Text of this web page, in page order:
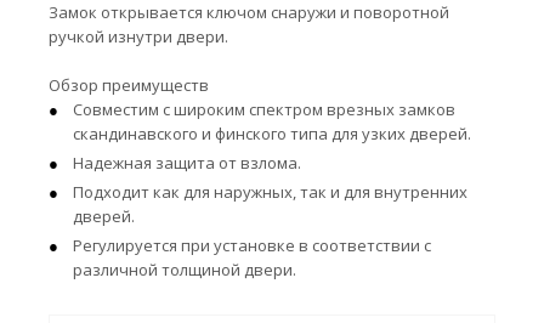
Замок открывается ключом снаружи и поворотной
ручкой изнутри двери.
Обзор преимуществ
Совместим с широким спектром врезных замков
скандинавского и финского типа для узких дверей.
Надежная защита от взлома.
Подходит как для наружных, так и для внутренних
дверей.
Регулируется при установке в соответствии с
различной толщиной двери.